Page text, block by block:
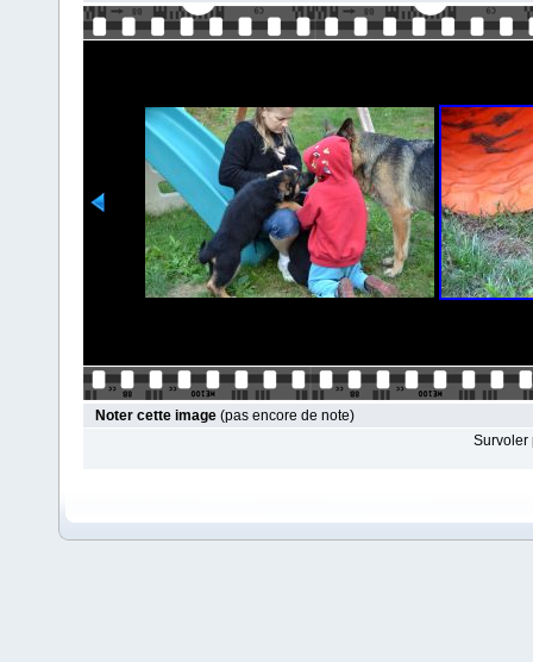
Noter cette image (pas encore de note)
Survoler